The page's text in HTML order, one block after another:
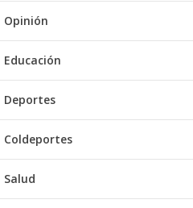
Opinión
Educación
Deportes
Coldeportes
Salud